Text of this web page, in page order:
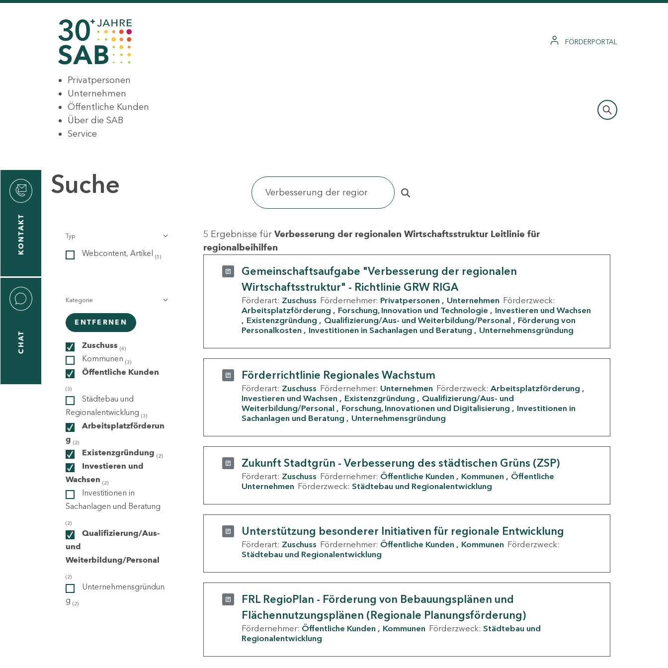
FÖRDERPORTAL
Privatpersonen
Unternehmen
Öffentliche Kunden
Über die SAB
Service
KONTAKT
CHAT
Suche
Typ
Webcontent, Artikel (5)
Kategorie
ENTFERNEN
Zuschuss (4)
Kommunen (3)
Öffentliche Kunden
(3)
Städtebau und
Regionalentwicklung (3)
Arbeitsplatzförderun
g (2)
Existenzgründung (2)
Investieren und
Wachsen (2)
Investitionen in
Sachanlagen und Beratung
(2)
Qualifizierung/Aus-
und
Weiterbildung/Personal
(2)
Unternehmensgründun
g (2)
5 Ergebnisse für Verbesserung der regionalen Wirtschaftsstruktur Leitlinie für
regionalbeihilfen
Gemeinschaftsaufgabe "Verbesserung der regionalen
Wirtschaftsstruktur" - Richtlinie GRW RIGA
Förderart: Zuschuss Fördernehmer: Privatpersonen Unternehmen Förderzweck:
Arbeitsplatzförderung
Forschung, Innovation und Technologie
Investieren und Wachsen
Existenzgründung
Qualifizierung/Aus- und Weiterbildung/Personal
Förderung von
Personalkosten
Investitionen in Sachanlagen und Beratung Unternehmensgründung
Förderrichtlinie Regionales Wachstum
Förderart: Zuschuss Fördernehmer: Unternehmen Förderzweck: Arbeitsplatzförderung
Investieren und Wachsen
Existenzgründung
Qualifizierung/Aus- und
Weiterbildung/Personal
Forschung, Innovationen und Digitalisierung
Investitionen in
Sachanlagen und Beratung
Unternehmensgründung
Zukunft Stadtgrün - Verbesserung des städtischen Grüns (ZSP)
Förderart: Zuschuss Fördernehmer: Öffentliche Kunden Kommunen
Öffentliche
Unternehmen Förderzweck: Städtebau und Regionalentwicklung
Unterstützung besonderer Initiativen für regionale Entwicklung
Förderart: Zuschuss Fördernehmer: Öffentliche Kunden Kommunen Förderzweck:
Städtebau und Regionalentwicklung
FRL RegioPlan - Förderung von Bebauungsplänen und
Flächennutzungsplänen (Regionale Planungsförderung)
Fördernehmer: Öffentliche Kunden Kommunen Förderzweck: Städtebau und
Regionalentwicklung